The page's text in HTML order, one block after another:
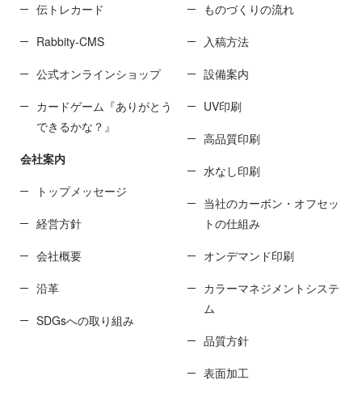
伝トレカード
Rabbity-CMS
公式オンラインショップ
カードゲーム『ありがとう
できるかな？』
会社案内
トップメッセージ
経営方針
会社概要
沿革
SDGsへの取り組み
ものづくりの流れ
入稿方法
設備案内
UV印刷
高品質印刷
水なし印刷
当社のカーボン・オフセッ
トの仕組み
オンデマンド印刷
カラーマネジメントシステ
ム
品質方針
表面加工